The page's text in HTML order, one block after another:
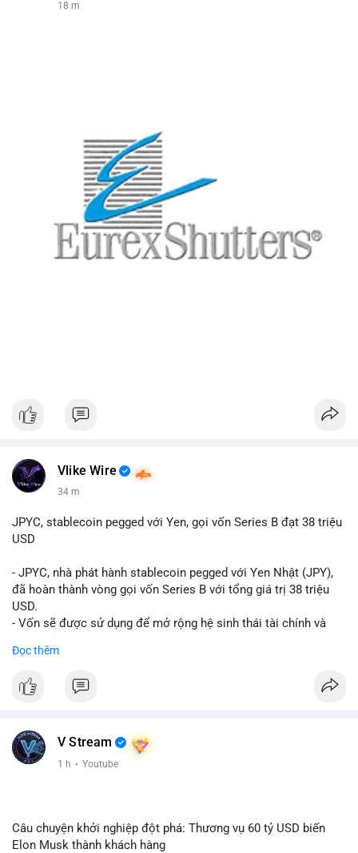
18 m
Vlike Wire
34 m
JPYC, stablecoin pegged với Yen, gọi vốn Series B đạt 38 triệu
USD
- JPYC, nhà phát hành stablecoin pegged với Yen Nhật (JPY),
đã hoàn thành vòng gọi vốn Series B với tổng giá trị 38 triệu
USD.
- Vốn sẽ được sử dụng để mở rộng hệ sinh thái tài chính và
- Mục tiêu là tăng tốc độ przyjęcie của token yen-pegged JPYC
- Đây là bước tiến quan trọng trong việc phát triển stablecoin
$jpyc
📰 Nguồn: Cointelegraph
Đọc thêm
V Stream
1 h · Youtube
Câu chuyện khởi nghiệp đột phá: Thương vụ 60 tỷ USD biến
Elon Musk thành khách hàng